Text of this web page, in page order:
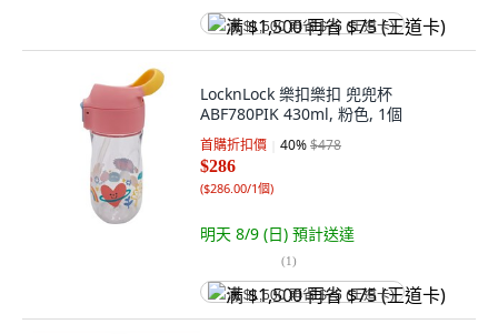
满 $1,500 再省 $75 (王道卡)
LocknLock 樂扣樂扣 兜兜杯
ABF780PIK 430ml, 粉色, 1個
首購折扣價 40%$478
$286
($286.00/1個)
明天 8/9 (日) 預計送達
(1)
满 $1,500 再省 $75 (王道卡)